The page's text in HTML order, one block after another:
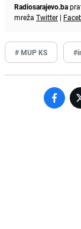
Radiosarajevo.ba
mreža Twitter |
# MUP KS